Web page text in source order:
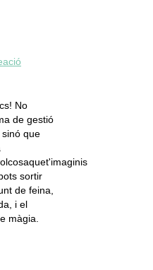
No
de gestió
que
sortir
de feina,
i el
màgia.